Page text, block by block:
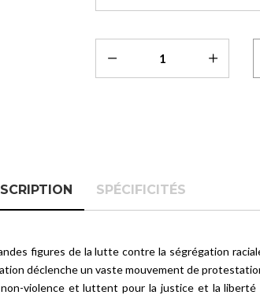
SPÉCIFICITÉS
figures de la lutte contre la ségrégation
déclenche un vaste mouvement de
violence et luttent pour la justice et la